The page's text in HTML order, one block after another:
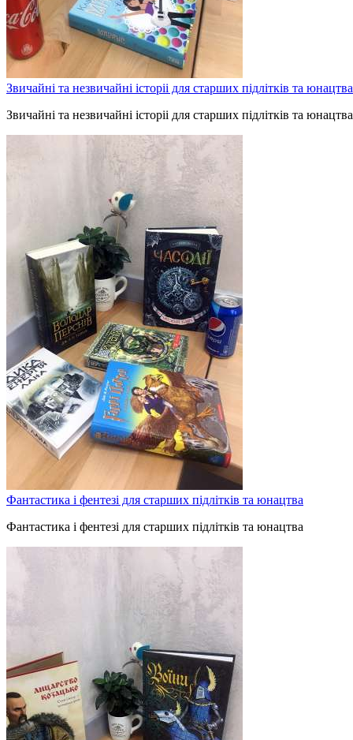
Звичайні та незвичайні історіі для cтарших підлітків та юнацтва
Звичайні та незвичайні історіі для cтарших підлітків та юнацтва
Фантастика і фентезі для cтарших підлітків та юнацтва
Фантастика і фентезі для cтарших підлітків та юнацтва